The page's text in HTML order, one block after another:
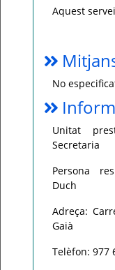
Aquest
No
Unitat
Secretaria
Persona
Duch
Adreça:
Gaià
Telèfon: 977